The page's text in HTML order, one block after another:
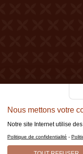
Nous mettons votre
Notre site Internet utilise
Politique de confidentialité -